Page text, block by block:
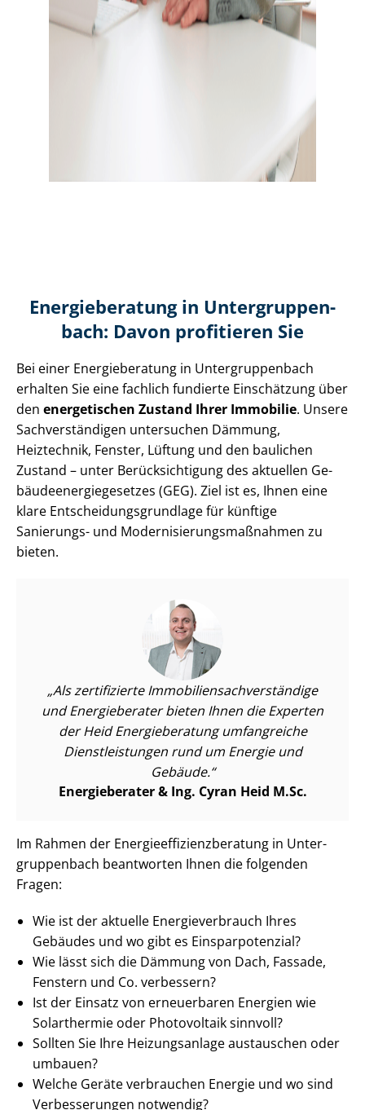
Energieberatung in Un­ter­grup­pen­
bach: Davon profitieren Sie
Bei einer Energieberatung in Un­ter­grup­pen­bach
erhalten Sie eine fachlich fundierte Einschätzung über
den energetischen Zustand Ihrer Immobilie. Unsere
Sach­ver­stän­di­gen untersuchen Dämmung,
Heiztechnik, Fenster, Lüftung und den baulichen
Zustand – unter Be­rück­sich­ti­gung des aktuellen Ge­
bäu­de­en­er­gie­ge­set­zes (GEG). Ziel ist es, Ihnen eine
klare Ent­schei­dungs­grund­la­ge für künftige
Sanierungs- und Mo­der­ni­sie­rungs­maß­nah­men zu
bieten.
Als zertifizierte Im­mo­bi­li­en­sach­ver­stän­di­ge
und Energieberater bieten Ihnen die Experten
der Heid Energieberatung umfangreiche
Dienst­leis­tun­gen rund um Energie und
Gebäude.
Energieberater & Ing. Cyran Heid M.Sc.
Im Rahmen der En­er­gie­ef­fi­zi­enz­be­ra­tung in Un­ter­
grup­pen­bach beantworten Ihnen die folgenden
Fragen:
Wie ist der aktuelle En­er­gie­ver­brauch Ihres
Gebäudes und wo gibt es Ein­spar­po­ten­zi­al?
Wie lässt sich die Dämmung von Dach, Fassade,
Fenstern und Co. verbessern?
Ist der Einsatz von erneuerbaren Energien wie
Solarthermie oder Photovoltaik sinnvoll?
Sollten Sie Ihre Heizungsanlage austauschen oder
umbauen?
Welche Geräte verbrauchen Energie und wo sind
Verbesserungen notwendig?